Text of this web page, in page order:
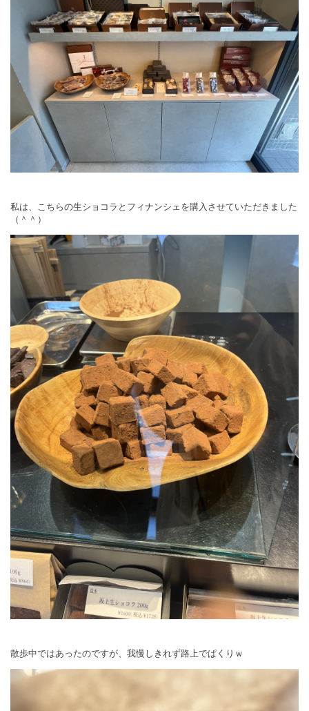
私は、こちらの生ショコラとフィナンシェを購入させていただきました
（＾＾）
散歩中ではあったのですが、我慢しきれず路上でぱくりｗ